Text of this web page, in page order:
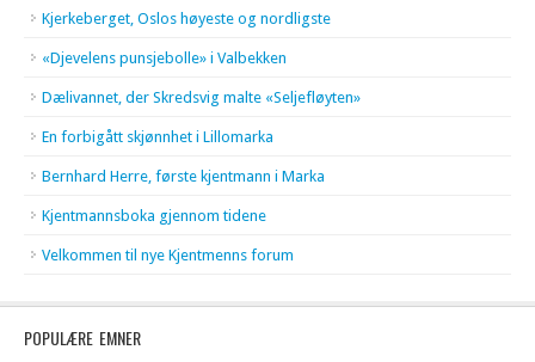
Kjerkeberget, Oslos høyeste og nordligste
«Djevelens punsjebolle» i Valbekken
Dælivannet, der Skredsvig malte «Seljefløyten»
En forbigått skjønnhet i Lillomarka
Bernhard Herre, første kjentmann i Marka
Kjentmannsboka gjennom tidene
Velkommen til nye Kjentmenns forum
POPULÆRE EMNER